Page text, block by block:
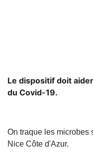
Le dispositif doit
du Covid-19.
On traque les microbes
Nice Côte d'Azur.